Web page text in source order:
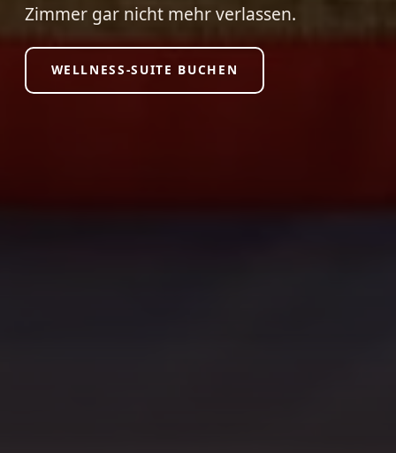
Zimmer gar nicht mehr verlassen.
WELLNESS-SUITE BUCHEN